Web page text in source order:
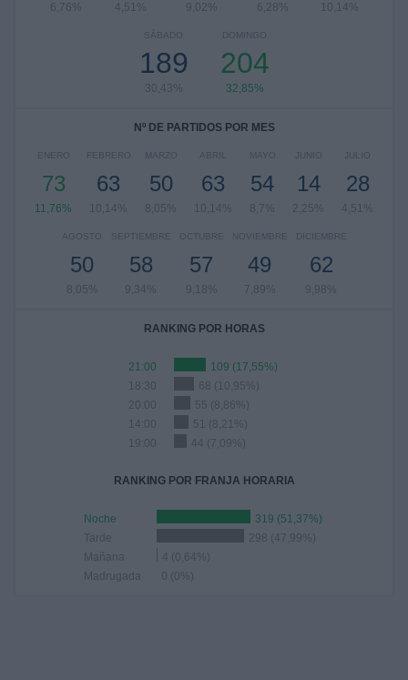
6,76% 4,51% 9,02% 6,28% 10,14%
SÁBADO
189
30,43%
DOMINGO
204
32,85%
Nº DE PARTIDOS POR MES
ENERO
73
11,76%
FEBRERO
63
10,14%
MARZO
50
8,05%
ABRIL
63
10,14%
MAYO
54
8,7%
JUNIO
14
2,25%
JULIO
28
4,51%
AGOSTO
50
8,05%
SEPTIEMBRE
58
9,34%
OCTUBRE
57
9,18%
NOVIEMBRE
49
7,89%
DICIEMBRE
62
9,98%
RANKING POR HORAS
21:00
109 (17,55%)
18:30
68 (10,95%)
20:00
55 (8,86%)
51 (8,21%)
19:00
44 (7,09%)
RANKING POR FRANJA HORARIA
Noche
319 (51,37%)
Tarde
298 (47,99%)
Mañana
4 (0,64%)
Madrugada
0 (0%)